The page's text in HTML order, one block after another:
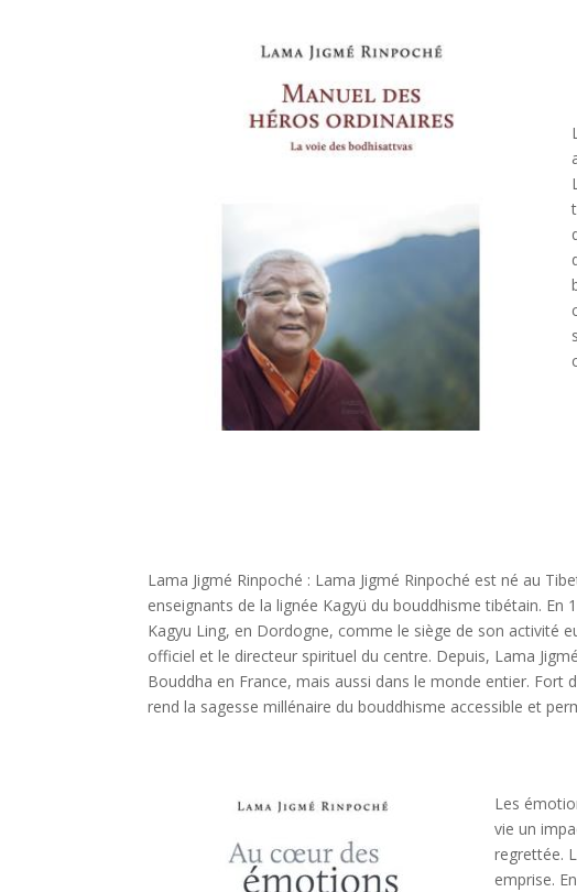
Lama Jigmé Rinpoché : Lama Jigmé Rinpoché est né au
enseignants de la lignée Kagyü du bouddhisme tibétain.
Kagyu Ling, en Dordogne, comme le siège de son activité
officiel et le directeur spirituel du centre. Depuis, Lama
Bouddha en France, mais aussi dans le monde entier. Fort
rend la sagesse millénaire du bouddhisme accessible et
Les
vie un
regrettée.
emprise.